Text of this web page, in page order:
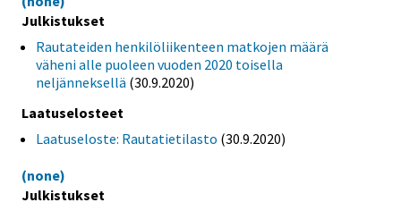
Julkistukset
Rautateiden henkilöliikenteen matkojen määrä
väheni alle puoleen vuoden 2020 toisella
neljänneksellä (30.9.2020)
Laatuselosteet
Laatuseloste: Rautatietilasto (30.9.2020)
(none)
Julkistukset